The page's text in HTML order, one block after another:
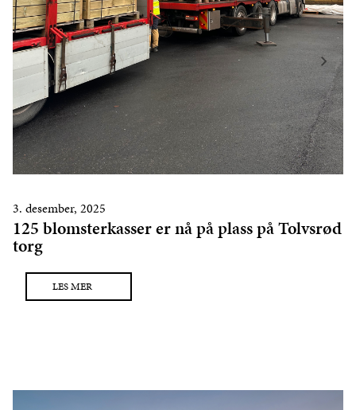
3. desember, 2025
125 blomsterkasser er nå på plass på Tolvsrød
torg
LES MER